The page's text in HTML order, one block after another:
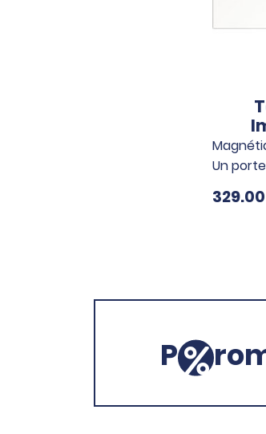
Un
329.00
P